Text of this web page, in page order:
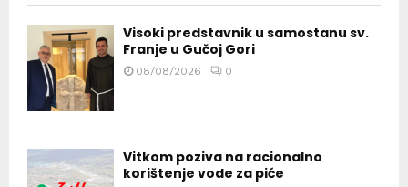
Visoki predstavnik u samostanu sv.
Franje u Gučoj Gori
08/08/2026 0
Vitkom poziva na racionalno
korištenje vode za piće